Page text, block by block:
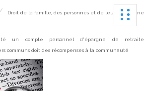
Droit de la famille, des personnes et de leur patrimoine
un compte personnel d'épargne de retraite
communs doit des récompenses à la communauté